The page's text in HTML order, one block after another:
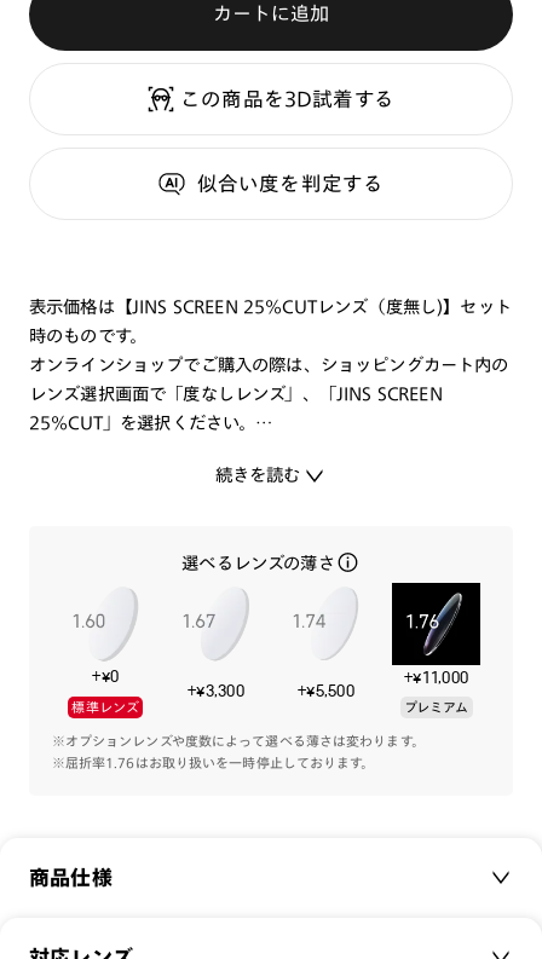
カートに追加
この商品を3D試着する
似合い度を判定する
表示価格は【JINS SCREEN 25%CUTレンズ（度無し)】セット
時のものです。
オンラインショップでご購入の際は、ショッピングカート内の
レンズ選択画面で「度なしレンズ」、「JINS SCREEN
25%CUT」を選択ください。
他のレンズへの変更をご希望の場合は追加料金にて承ります。
・度無しの別のレンズにしたい など。
レンズ変更の詳細な料金については【こちら】
よりご確認頂け
レンズを変更してご購入の際は、ショッピングカート内のレン
ズ選択画面で度付き、または度無しを選択の上、ご希望のレン
ズ種類を決定してください。
目や身体への負担になるブルーライトをしっかりカットする、
続きを読む
選べるレンズの薄さ
+¥0
標準レンズ
+¥3,300 +¥5,500
+¥11,000
プレミアム
※オプションレンズや度数によって選べる薄さは変わります。
※屈折率1.76はお取り扱いを一時停止しております。
商品仕様
商品名：